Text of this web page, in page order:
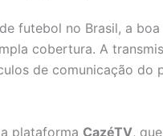
futebol no Brasil, a
cobertura. A
de comunicação do
plataforma CazéTV,